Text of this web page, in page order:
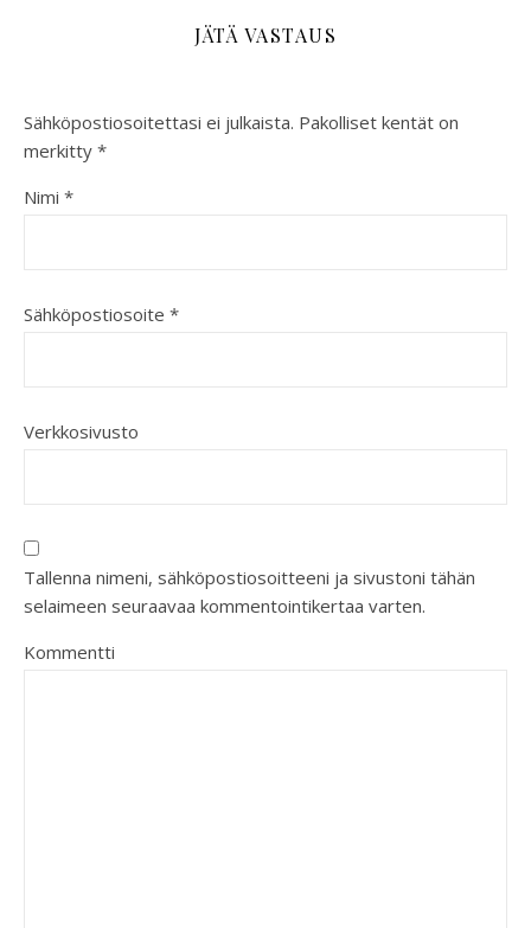
JÄTÄ VASTAUS
Sähköpostiosoitettasi ei julkaista. Pakolliset kentät on
merkitty *
Nimi *
Sähköpostiosoite *
Verkkosivusto
Tallenna nimeni, sähköpostiosoitteeni ja sivustoni tähän
selaimeen seuraavaa kommentointikertaa varten.
Kommentti